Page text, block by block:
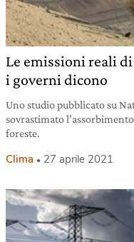
Le emissioni reali
i governi dicono
Uno studio pubblicato su
sovrastimato
foreste.
Clima 27 aprile 2021